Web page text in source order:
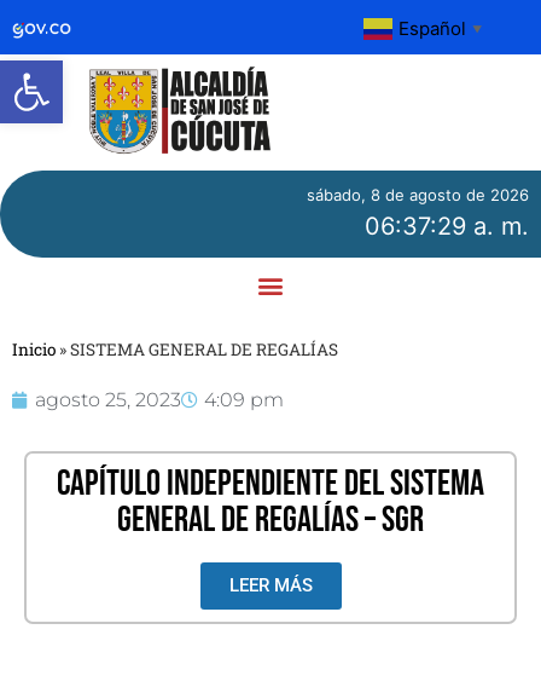
Abrir barra de herramientas
Español ▼
sábado, 8 de agosto de 2026
06:37:29 a. m.
Inicio »SISTEMA GENERAL DE REGALÍAS
agosto 25, 2023 4:09 pm
CAPÍTULO INDEPENDIENTE DEL SISTEMA
GENERAL DE REGALÍAS – SGR
LEER MÁS